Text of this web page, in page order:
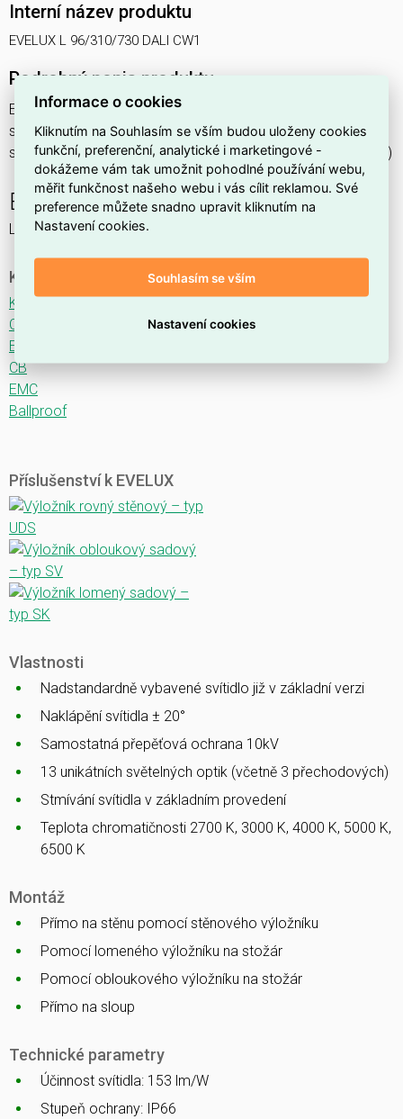
Interní název produktu
EVELUX L 96/310/730 DALI CW1
Podrobný popis produktu
EVELUX L 96/310/730 DALI CW1 108W IP66
svítidlo pouliční s modulem LED, spektrum 730A3, regulace
stmívání ovládané DALI protokolem, optika CW1 (Crosswalk)
EVELUX
LED svítidlo pro osvětlení komunikací.
Ke stažení
Katalogový list
CE
ENEC
CB
EMC
Ballproof
Příslušenství k EVELUX
Vlastnosti
Nadstandardně vybavené svítidlo již v základní verzi
Naklápění svítidla ± 20°
Samostatná přepěťová ochrana 10kV
13 unikátních světelných optik (včetně 3 přechodových)
Stmívání svítidla v základním provedení
Teplota chromatičnosti 2700 K, 3000 K, 4000 K, 5000 K,
6500 K
Montáž
Přímo na stěnu pomocí stěnového výložníku
Pomocí lomeného výložníku na stožár
Pomocí obloukového výložníku na stožár
Přímo na sloup
Technické parametry
Účinnost svítidla: 153 lm/W
Stupeň ochrany: IP66
Informace o cookies
Kliknutím na Souhlasím se vším budou uloženy cookies
funkční, preferenční, analytické i marketingové -
dokážeme vám tak umožnit pohodlné používání webu,
měřit funkčnost našeho webu i vás cílit reklamou. Své
preference můžete snadno upravit kliknutím na
Nastavení cookies.
Souhlasím se vším
Nastavení cookies